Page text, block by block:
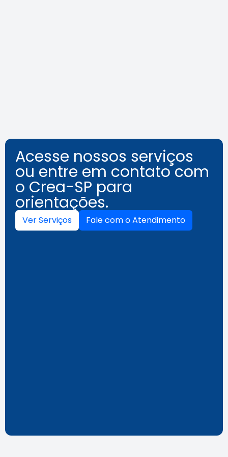
Acesse nossos serviços
ou entre em contato com
o Crea-SP para
orientações.
Ver Serviços Fale com o Atendimento